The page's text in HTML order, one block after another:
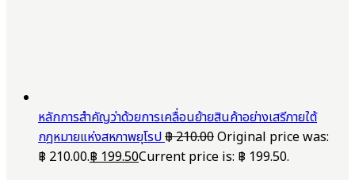
หลักการสำคัญว่าด้วยการเคลื่อนย้ายสินค้าอย่างเสรีภายใต้
กฎหมายแห่งสหภาพยุโรป฿210.00Original price was:
฿ 210.00.฿199.50Current price is: ฿ 199.50.